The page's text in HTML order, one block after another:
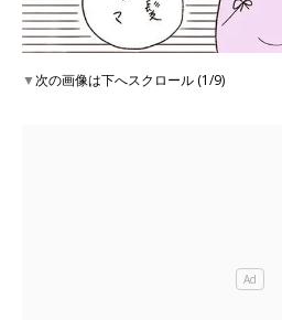
▼次の画像は下へスクロール (1/9)